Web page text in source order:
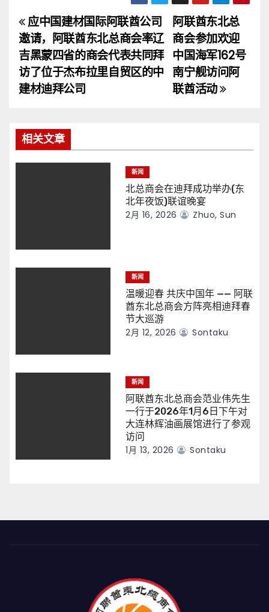
文
章
导
阿联酋东北总
商会参加欢迎
中国海军162号
南宁舰访问阿
联酋活动
应中国建材国际阿联酋公司
邀请，阿联酋东北总商会率辽
吉黑蒙四省的商会代表共同拜
访了位于杰布拉里自贸区的中
建材迪拜公司
相关文章
新闻
北总商会在迪拜成功举办(东
北年夜饭)联谊晚宴
2月 16, 2026 Zhuo, Sun
新闻
温暖迎春 共庆中国年 —— 阿联
酋东北总商会方阵亮相迪拜春
节大巡游
2月 12, 2026 Sontaku
新闻
阿联酋东北总商会范业伟先生
一行于2026年1月6日下午对
大连林辉油画展馆进行了参观
访问
1月 13, 2026 Sontaku